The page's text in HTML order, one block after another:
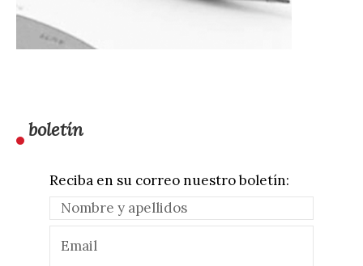
boletín
Reciba en su correo nuestro boletín: